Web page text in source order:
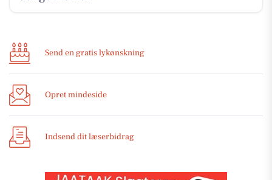
Send en gratis lykønskning
Opret mindeside
Indsend dit læserbidrag